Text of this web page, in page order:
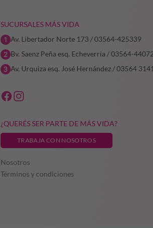
SUCURSALES MÁS VIDA
Av. Libertador Norte 173 / 03564-425339
Bv. Saenz Peña esq. Echeverría / 03564-
Av. Urquiza esq. José Hernández / 03564
¿QUERÉS SER PARTE DE MÁS VIDA?
TRABAJA CON NOSOTROS
Nosotros
Términos y condiciones